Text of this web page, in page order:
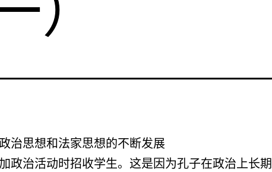
治思想和法家思想的不断发展
政治活动时招收学生。这是因为孔子在政治上长期